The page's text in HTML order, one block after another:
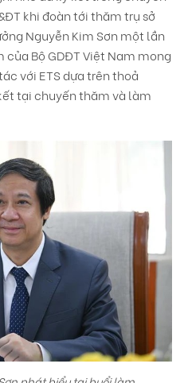
khi đoàn tới thăm trụ sở
Nguyễn Kim Sơn một lần
Bộ GDĐT Việt Nam mong
với ETS dựa trên thoả
tại chuyến thăm và làm